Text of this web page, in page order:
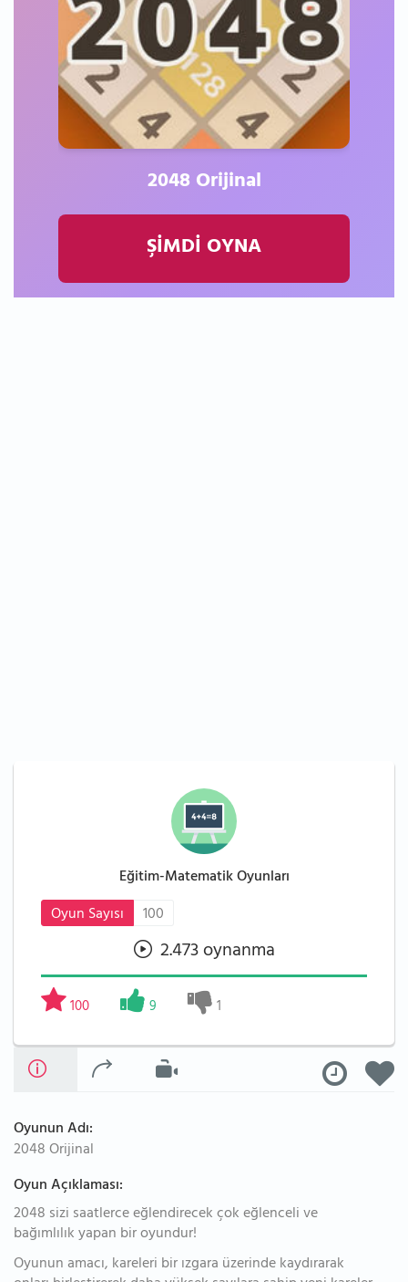
2048 Orijinal
ŞİMDİ OYNA
Eğitim-Matematik Oyunları
Oyun Sayısı
100
2.473 oynanma
100 9 1
Oyunun Adı:
2048 Orijinal
Oyun Açıklaması:
2048 sizi saatlerce eğlendirecek çok eğlenceli ve
bağımlılık yapan bir oyundur!
Oyunun amacı, kareleri bir ızgara üzerinde kaydırarak